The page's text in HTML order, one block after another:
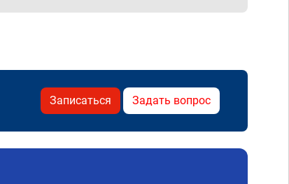
Записаться Задать вопрос